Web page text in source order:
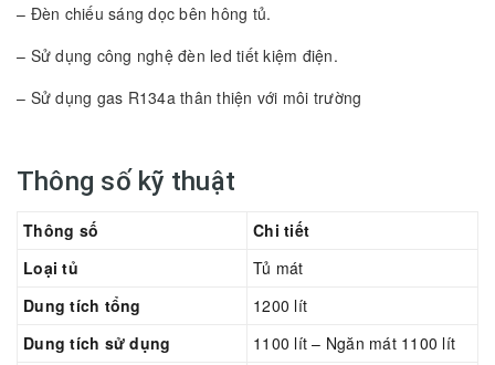
– Đèn chiếu sáng dọc bên hông tủ.
– Sử dụng công nghệ đèn led tiết kiệm điện.
– Sử dụng gas R134a thân thiện với môi trường
Thông số kỹ thuật
Thông số
Chi tiết
Loại tủ
Tủ mát
Dung tích tổng
1200 lít
Dung tích sử dụng
1100 lít – Ngăn mát 1100 lít